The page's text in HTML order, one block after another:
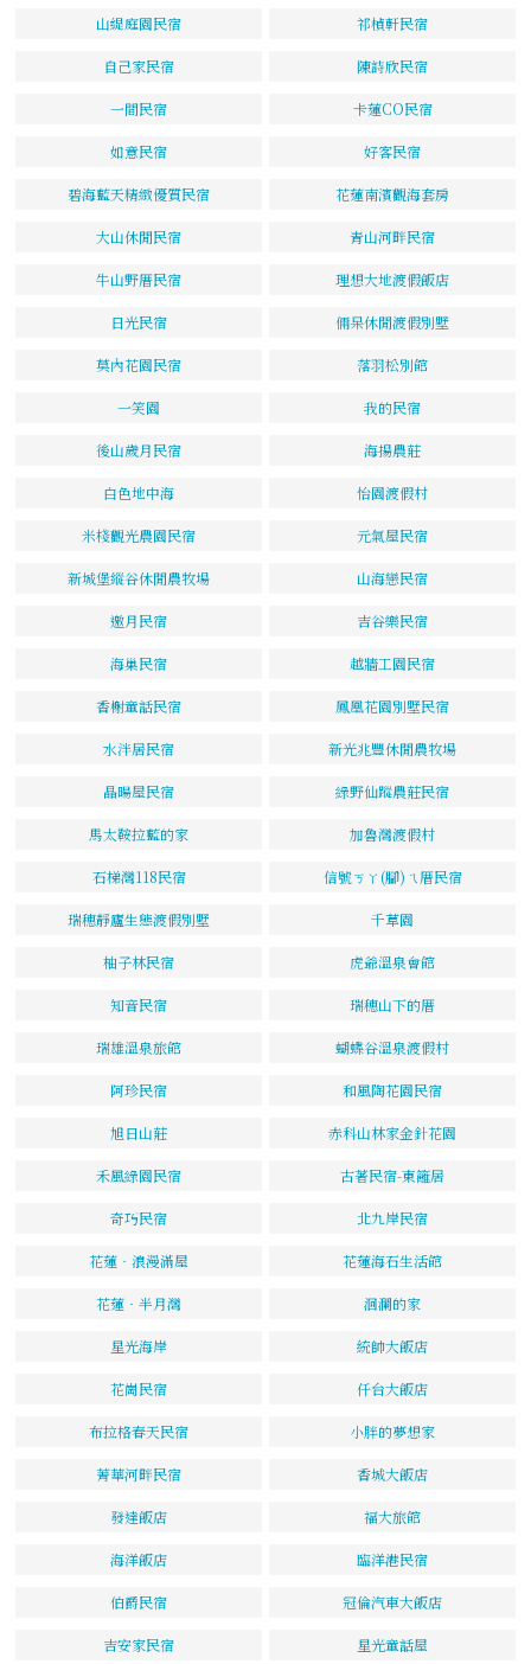
山緹庭園民宿 祁楨軒民宿
自己家民宿 陳詩欣民宿
一間民宿 卡蓮CO民宿
如意民宿 好客民宿
碧海藍天精緻優質民宿 花蓮南濱觀海套房
大山休閒民宿 青山河畔民宿
牛山野厝民宿 理想大地渡假飯店
日光民宿 倆呆休閒渡假別墅
莫內花園民宿 落羽松別館
一笑園 我的民宿
後山歲月民宿 海揚農莊
白色地中海 怡園渡假村
米棧觀光農園民宿 元氣屋民宿
新城堡縱谷休閒農牧場 山海戀民宿
邀月民宿 吉谷樂民宿
海巢民宿 越牆工園民宿
香榭童話民宿 鳳凰花園別墅民宿
水泮居民宿 新光兆豐休閒農牧場
晶暘屋民宿 綠野仙蹤農莊民宿
馬太鞍拉藍的家 加魯灣渡假村
石梯灣118民宿 信號ㄎㄚ(腳)ㄟ厝民宿
瑞穗靜廬生態渡假別墅 千草園
柚子林民宿 虎爺溫泉會館
知音民宿 瑞穗山下的厝
瑞雄溫泉旅館 蝴蝶谷溫泉渡假村
阿珍民宿 和風陶花園民宿
旭日山莊 赤科山林家金針花園
禾風綠園民宿 古著民宿-東籬居
奇巧民宿 北九岸民宿
花蓮‧浪漫滿屋 花蓮海石生活館
花蓮‧半月灣 洄瀾的家
星光海岸 統帥大飯店
花崗民宿 仟台大飯店
布拉格春天民宿 小胖的夢想家
菁華河畔民宿 香城大飯店
發達飯店 福大旅館
海洋飯店 臨洋港民宿
伯爵民宿 冠倫汽車大飯店
吉安家民宿 星光童話屋